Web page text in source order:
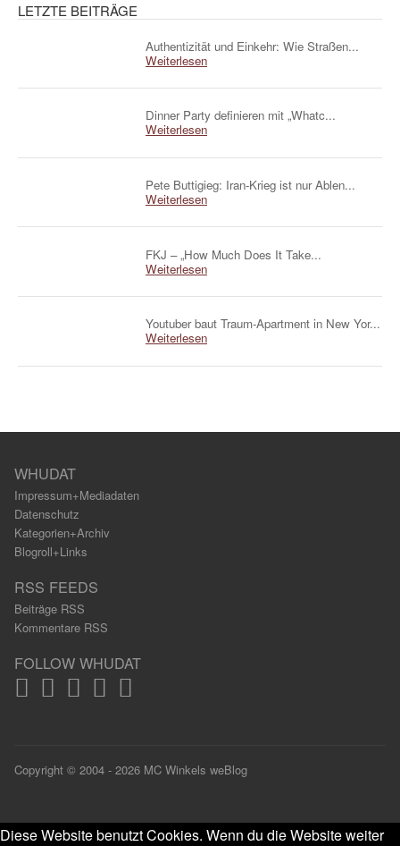
LETZTE BEITRÄGE
Authentizität und Einkehr: Wie Straßen...
Weiterlesen
Dinner Party definieren mit „Whatc...
Weiterlesen
Pete Buttigieg: Iran-Krieg ist nur Ablen...
Weiterlesen
FKJ – „How Much Does It Take...
Weiterlesen
Youtuber baut Traum-Apartment in New Yor...
Weiterlesen
WHUDAT
Impressum+Mediadaten
Datenschutz
Kategorien+Archiv
Blogroll+Links
RSS FEEDS
Beiträge RSS
Kommentare RSS
FOLLOW WHUDAT
Copyright © 2004 - 2026 MC Winkels weBlog
Diese Website benutzt Cookies. Wenn du die Website weiter